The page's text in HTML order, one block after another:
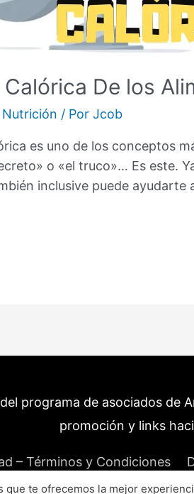
De los
Nutrición / PorJcob
es uno de los conceptos
o «el truco»… Es este.
inclusive puede ayudarte
programa de asociados de
promoción y links
– Términos y Condiciones
que te ofrecemos la mejor